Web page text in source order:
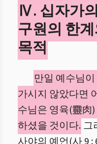
Ⅳ. 십자가
구원의 한
목적
만일 예수님
가시지 않았다면
수님은 영육(靈肉
하셨을 것이다. 그